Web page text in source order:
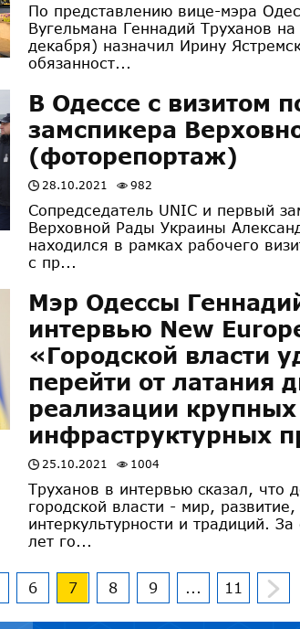
По представлению вице-мэра
Вугельмана Геннадий Труханов
декабря) назначил Ирину
обязанност...
В Одессе с визитом
замспикера
(фоторепортаж)
28.10.2021 982
Сопредседатель UNIC и первый
Верховной Рады Украины
находился в рамках рабочего
с пр...
Мэр Одессы
интервью New
«Городской власти
перейти от латания
реализации крупных
инфраструктурных
25.10.2021 1004
Труханов в интервью cказал, что
городской власти - мир, развитие,
интеркультурности и традиций.
лет го...
6 7 8 9 ... 11